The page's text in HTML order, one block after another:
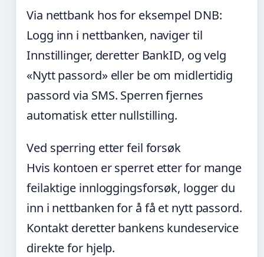
Via nettbank hos for eksempel DNB:
Logg inn i nettbanken, naviger til
Innstillinger, deretter BankID, og velg
«Nytt passord» eller be om midlertidig
passord via SMS. Sperren fjernes
automatisk etter nullstilling.
Ved sperring etter feil forsøk
Hvis kontoen er sperret etter for mange
feilaktige innloggingsforsøk, logger du
inn i nettbanken for å få et nytt passord.
Kontakt deretter bankens kundeservice
direkte for hjelp.